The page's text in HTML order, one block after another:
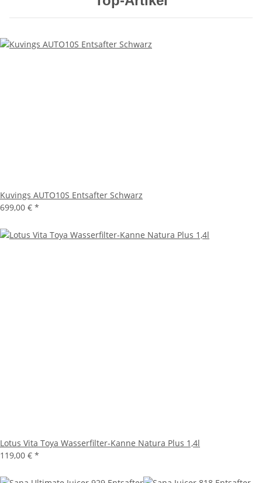
Kuvings AUTO10S Entsafter Schwarz
699,00 € *
Lotus Vita Toya Wasserfilter-Kanne Natura Plus 1,4l
119,00 € *